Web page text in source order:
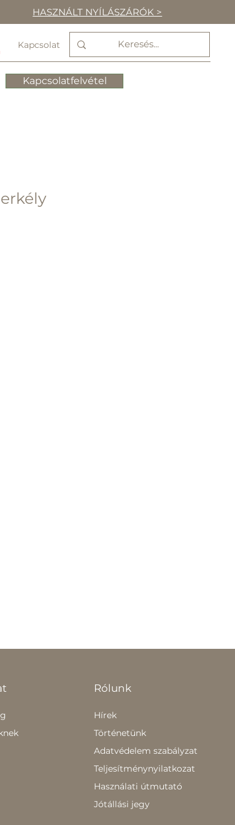
HASZNÁLT NYÍLÁSZÁRÓK >
Kapcsolat
Kapcsolatfelvétel
Rólunk
Hírek
Történetünk
Adatvédelem szabályzat
Teljesítménynyilatkozat
Használati útmutató
Jótállási jegy